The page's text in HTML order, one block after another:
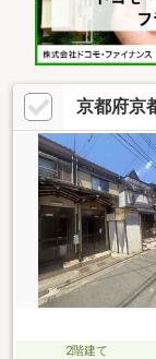
京都府京
2階建て